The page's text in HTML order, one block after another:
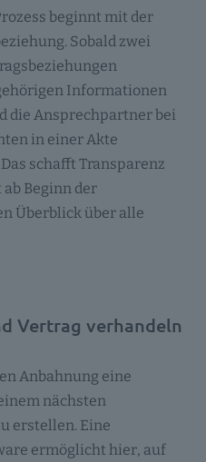
beginnt mit der
Sobald zwei
Informationen
die Ansprechpartner bei
in einer Akte
schafft Transparenz
Beginn der
Überblick über alle
Vertrag verhandeln
Anbahnung eine
nächsten
erstellen. Eine
ermöglicht hier, auf